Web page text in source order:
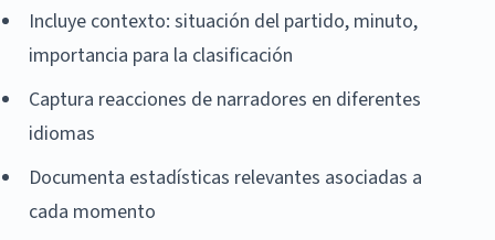
Incluye contexto: situación del partido, minuto,
importancia para la clasificación
Captura reacciones de narradores en diferentes
idiomas
Documenta estadísticas relevantes asociadas a
cada momento